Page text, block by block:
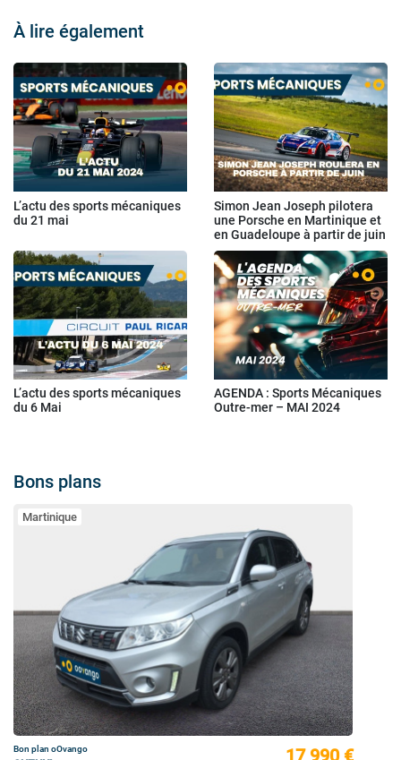
À lire également
L’actu des sports mécaniques
du 21 mai
Simon Jean Joseph pilotera
une Porsche en Martinique et
en Guadeloupe à partir de juin
L’actu des sports mécaniques
du 6 Mai
AGENDA : Sports Mécaniques
Outre-mer – MAI 2024
Bons plans
Martinique
Bon plan oOvango 17 990 €